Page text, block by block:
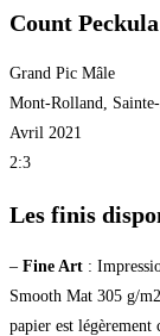
Count Peckula
Grand Pic Mâle
Mont-Rolland,
Avril 2021
2:3
Les finis
– Fine Art :
Smooth Mat 305 g/
papier est légèrement